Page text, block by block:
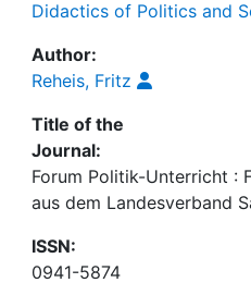
Didactics of Politics and
Author:
Reheis, Fritz
Title of the
Journal:
Forum Politik-Unterricht :
aus dem Landesverband
ISSN:
0941-5874